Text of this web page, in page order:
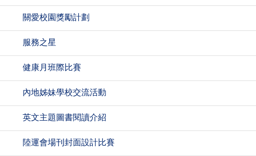
關愛校園獎勵計劃
服務之星
健康月班際比賽
內地姊妹學校交流活動
英文主題圖書閱讀介紹
陸運會場刊封面設計比賽